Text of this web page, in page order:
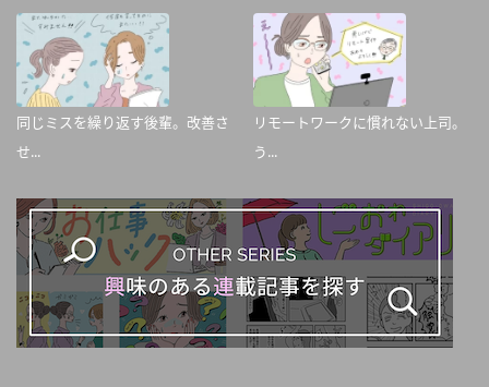
同じミスを繰り返す後輩。改善さ
せ...
リモートワークに慣れない上司。
う...